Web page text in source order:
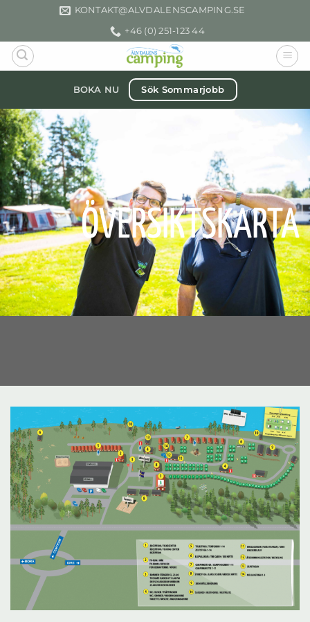
content
KONTAKT­@ALVDALENSCAMPING.SE
+46 (0) 251-123 44
BOKA NU Sök Sommarjobb
ÖVERSIKTSKARTA